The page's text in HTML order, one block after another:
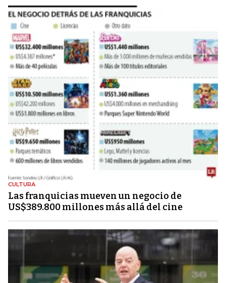
CULTURA
Las franquicias mueven un negocio de
US$389.800 millones más allá del cine